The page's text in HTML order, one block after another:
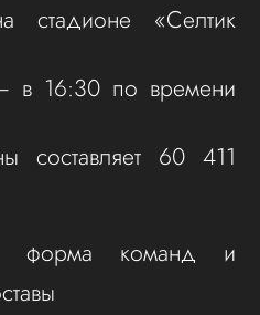
стадионе «Селтик
в 16:30 по времени
составляет 60 411
форма команд и